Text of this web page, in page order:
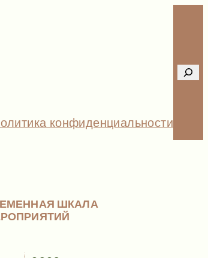
конфиденциальности
ШКАЛА